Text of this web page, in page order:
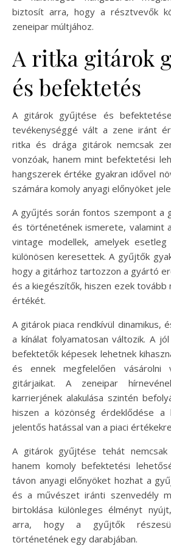
biztosít arra, hogy a résztvevők
zeneipar múltjához.
A ritka gitárok
és befektetés
A gitárok gyűjtése és
tevékenységgé vált a zene iránt
ritka és drága gitárok nemcsak
vonzóak, hanem mint befektetési
hangszerek értéke gyakran idővel
számára komoly anyagi előnyöket
A gyűjtés során fontos szempont a
és történetének ismerete, valamint
vintage modellek, amelyek esetleg
különösen keresettek. A gyűjtők
hogy a gitárhoz tartozzon a gyártó
és a kiegészítők, hiszen ezek tovább
értékét.
A gitárok piaca rendkívül dinamikus,
a kínálat folyamatosan változik. A
befektetők képesek lehetnek
és ennek megfelelően vásárolni
gitárjaikat. A zeneipar
karrierjének alakulása szintén
hiszen a közönség érdeklődése a
jelentős hatással van a piaci
A gitárok gyűjtése tehát nemcsak
hanem komoly befektetési
távon anyagi előnyöket hozhat a
és a művészet iránti szenvedély
birtoklása különleges élményt
arra, hogy a gyűjtők
történetének egy darabjában.